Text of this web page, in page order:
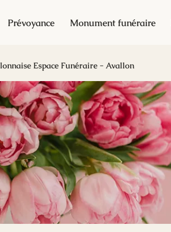
Prévoyance Monument funéraire
Espace Funéraire - Avallon